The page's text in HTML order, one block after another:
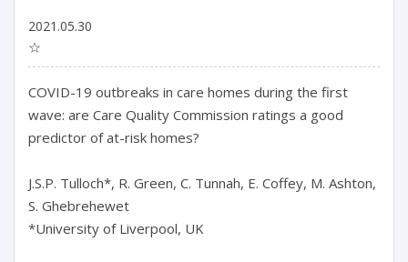
2021.05.30
☆
COVID-19 outbreaks in care homes during the first
wave: are Care Quality Commission ratings a good
predictor of at-risk homes?
J.S.P. Tulloch*, R. Green, C. Tunnah, E. Coffey, M. Ashton,
S. Ghebrehewet
*University of Liverpool, UK